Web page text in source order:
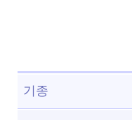
기종